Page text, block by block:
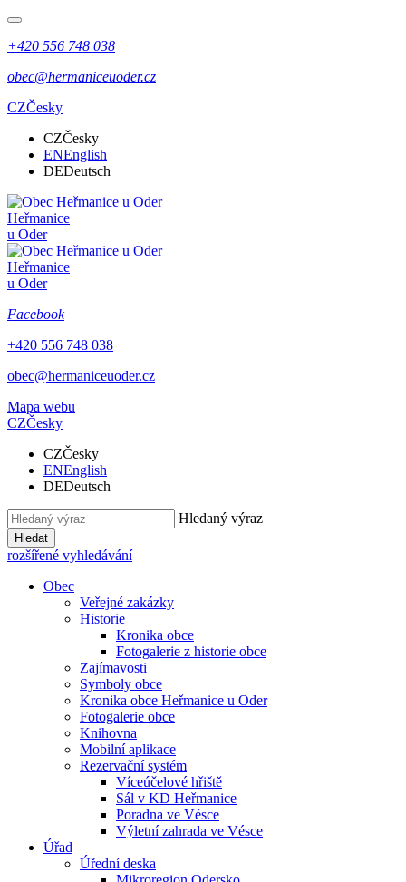
+420 556 748 038
obec@hermaniceuoder.cz
CZČesky
CZČesky
ENEnglish
DEDeutsch
Heřmanice
u Oder
Heřmanice
u Oder
Facebook
+420 556 748 038
obec@hermaniceuoder.cz
Mapa webu
CZČesky
CZČesky
ENEnglish
DEDeutsch
Hledaný výraz
Hledat
rozšířené vyhledávání
Obec
Veřejné zakázky
Historie
Kronika obce
Fotogalerie z historie obce
Zajímavosti
Symboly obce
Kronika obce Heřmanice u Oder
Fotogalerie obce
Knihovna
Mobilní aplikace
Rezervační systém
Víceúčelové hřiště
Sál v KD Heřmanice
Poradna ve Vésce
Výletní zahrada ve Vésce
Úřad
Úřední deska